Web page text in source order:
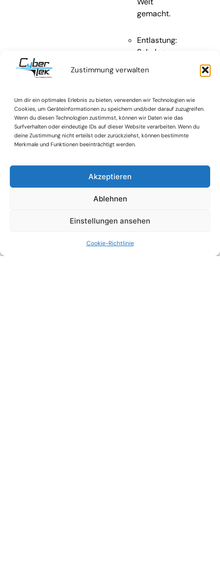
Zustimmung verwalten
Um dir ein optimales Erlebnis zu bieten, verwenden wir Technologien wie
Cookies, um Geräteinformationen zu speichern und/oder darauf zuzugreifen.
Wenn du diesen Technologien zustimmst, können wir Daten wie das
Surfverhalten oder eindeutige IDs auf dieser Website verarbeiten. Wenn du
deine Zustimmung nicht erteilst oder zurückziehst, können bestimmte
Merkmale und Funktionen beeinträchtigt werden.
Akzeptieren
Ablehnen
Einstellungen ansehen
Cookie-Richtlinie
gemacht.
Entlastung:
Schulen
auf ihre
konzentrieren.